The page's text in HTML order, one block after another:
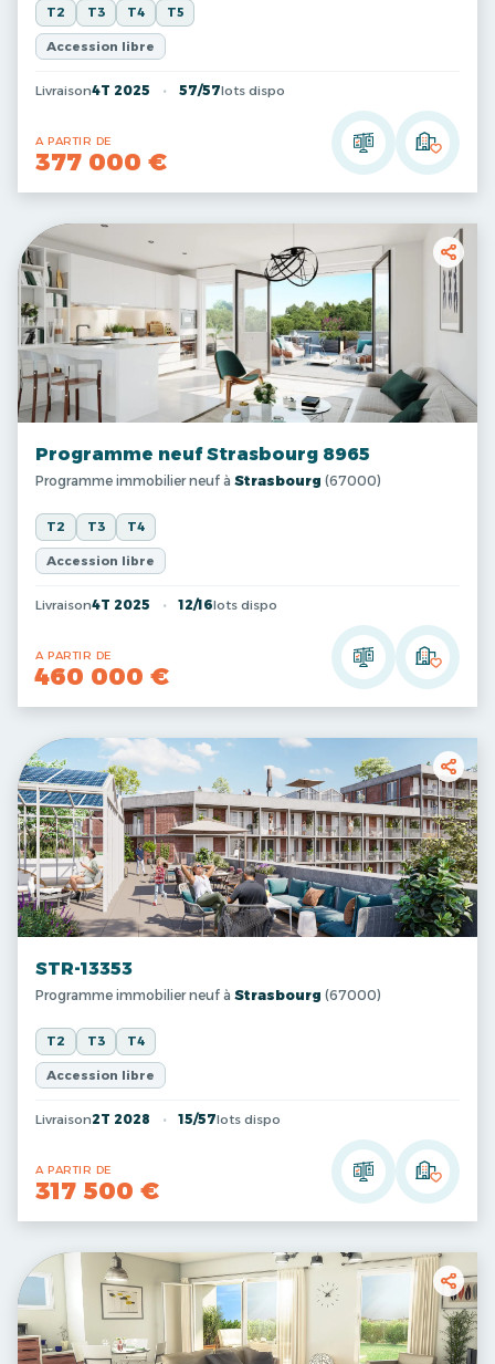
T2 T3 T4 T5
Accession libre
Livraison4T 2025 57/57lots dispo
A PARTIR DE
377 000 €
Programme neuf Strasbourg 8965
Programme immobilier neuf à Strasbourg (67000)
T2 T3 T4
Accession libre
Livraison4T 2025 12/16lots dispo
A PARTIR DE
460 000 €
STR-13353
Programme immobilier neuf à Strasbourg (67000)
T2 T3 T4
Accession libre
Livraison2T 2028 15/57lots dispo
A PARTIR DE
317 500 €